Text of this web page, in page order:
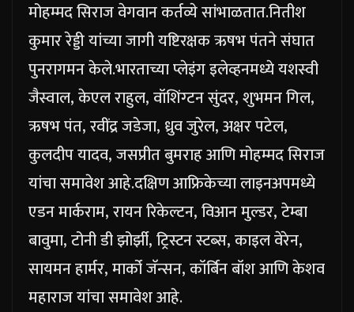
मोहम्मद सिराज वेगवान कर्तव्ये सांभाळतात.नितीश
कुमार रेड्डी यांच्या जागी यष्टिरक्षक ऋषभ पंतने संघात
पुनरागमन केले.भारताच्या प्लेइंग इलेव्हनमध्ये यशस्वी
जैस्वाल, केएल राहुल, वॉशिंग्टन सुंदर, शुभमन गिल,
ऋषभ पंत, रवींद्र जडेजा, ध्रुव जुरेल, अक्षर पटेल,
कुलदीप यादव, जसप्रीत बुमराह आणि मोहम्मद सिराज
यांचा समावेश आहे.दक्षिण आफ्रिकेच्या लाइनअपमध्ये
एडन मार्कराम, रायन रिकेल्टन, विआन मुल्डर, टेम्बा
बावुमा, टोनी डी झोर्झी, ट्रिस्टन स्टब्स, काइल वेरेन,
सायमन हार्मर, मार्को जॅन्सन, कॉर्बिन बॉश आणि केशव
महाराज यांचा समावेश आहे.